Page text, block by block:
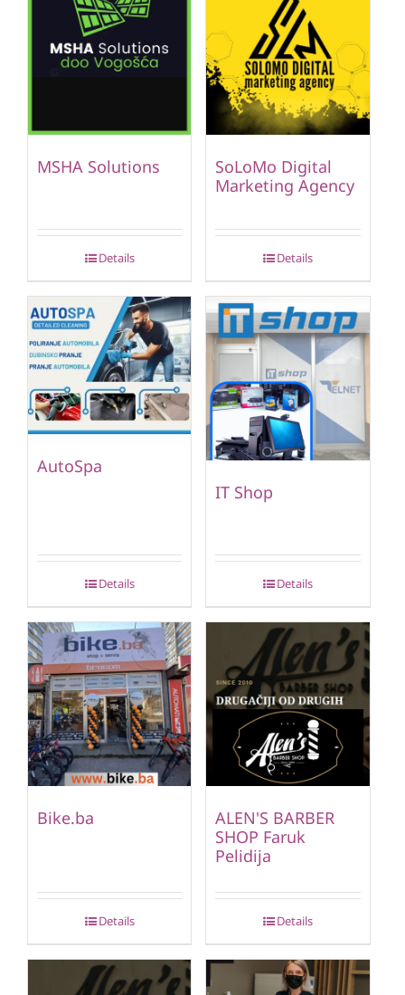
MSHA Solutions
Details
SoLoMo Digital
Marketing Agency
Details
AutoSpa
Details
IT Shop
Details
Bike.ba
Details
ALEN'S BARBER
SHOP Faruk
Pelidija
Details